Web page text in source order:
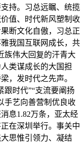
持。习总远瞩、统揽
值、时代新风塑制收
断文化自傲，习总正
我国互联网成长，共
族伟大回复的汗青大
类谋成长的大国担
，发时代之先声。
跟时代”“支流要阐扬
手艺向善营制优良收
息1.82万条，亚太经
在深圳举行。事关中
思惟引领力、凝结